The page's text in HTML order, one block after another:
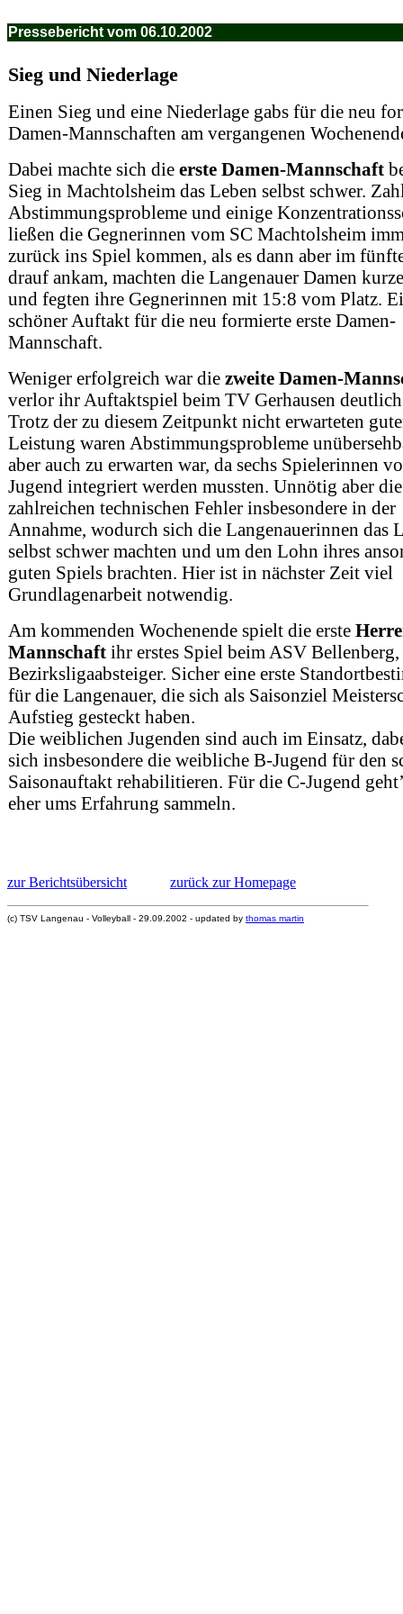
Pressebericht vom 06.10.2002
Sieg und Niederlage
Einen Sieg und eine Niederlage gabs für die neu
Damen-Mannschaften am vergangenen
Dabei machte sich die erste Damen-Mannschaft
Sieg in Machtolsheim das Leben selbst schwer.
Abstimmungsprobleme und einige
ließen die Gegnerinnen vom SC Machtolsheim
zurück ins Spiel kommen, als es dann aber im
drauf ankam, machten die Langenauer Damen
und fegten ihre Gegnerinnen mit 15:8 vom Platz.
schöner Auftakt für die neu formierte erste Damen-
Mannschaft.
Weniger erfolgreich war die zweite Damen-
verlor ihr Auftaktspiel beim TV Gerhausen
Trotz der zu diesem Zeitpunkt nicht erwarteten
Leistung waren Abstimmungsprobleme
aber auch zu erwarten war, da sechs Spielerinnen
Jugend integriert werden mussten. Unnötig aber die
zahlreichen technischen Fehler insbesondere in der
Annahme, wodurch sich die Langenauerinnen das
selbst schwer machten und um den Lohn ihres
guten Spiels brachten. Hier ist in nächster Zeit viel
Grundlagenarbeit notwendig.
Am kommenden Wochenende spielt die erste
Mannschaft ihr erstes Spiel beim ASV Bellenberg,
Bezirksligaabsteiger. Sicher eine erste
für die Langenauer, die sich als Saisonziel
Aufstieg gesteckt haben.
Die weiblichen Jugenden sind auch im Einsatz,
sich insbesondere die weibliche B-Jugend für den
Saisonauftakt rehabilitieren. Für die C-Jugend
eher ums Erfahrung sammeln.
zur Berichtsübersicht zurück zur Homepage
(c) TSV Langenau - Volleyball - 29.09.2002 - updated by thomas martin